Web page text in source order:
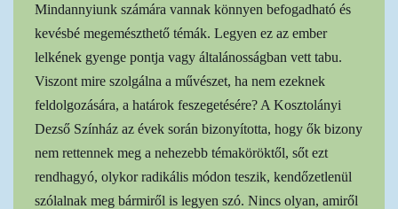
Mindannyiunk számára vannak könnyen befogadható és
kevésbé megemészthető témák. Legyen ez az ember
lelkének gyenge pontja vagy általánosságban vett tabu.
Viszont mire szolgálna a művészet, ha nem ezeknek
feldolgozására, a határok feszegetésére? A Kosztolányi
Dezső Színház az évek során bizonyította, hogy ők bizony
nem rettennek meg a nehezebb témaköröktől, sőt ezt
rendhagyó, olykor radikális módon teszik, kendőzetlenül
szólalnak meg bármiről is legyen szó. Nincs olyan, amiről